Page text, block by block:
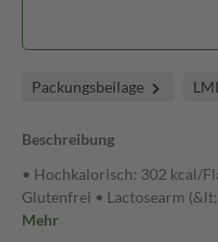
Packungsbeilage
Beschreibung
• Hochkalorisch: 302 kcal/
Glutenfrei • Lactosearm
Mehr